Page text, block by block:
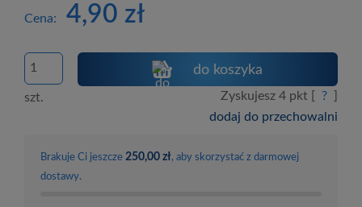
Cena: 4,90 zł
szt.
do koszyka
Zyskujesz 4pkt [ ?
dodaj do przechowalni
Brakuje Ci jeszcze 250,00 zł, aby skorzystać z darmowej
dostawy.